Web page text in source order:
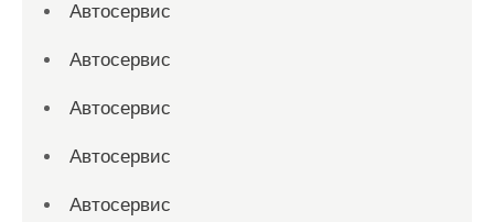
Автосервис
Автосервис
Автосервис
Автосервис
Автосервис